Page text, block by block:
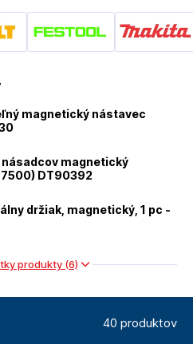
magnetický nástavec
násadcov magnetický
(1bal=100ks DT7500) DT90392
držiak, magnetický, 1 pc -
produkty (6)
40 produktov